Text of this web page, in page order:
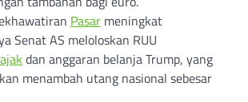
Pasar meningkat
Senat AS meloloskan RUU
dan anggaran belanja Trump, yang
menambah utang nasional sebesar